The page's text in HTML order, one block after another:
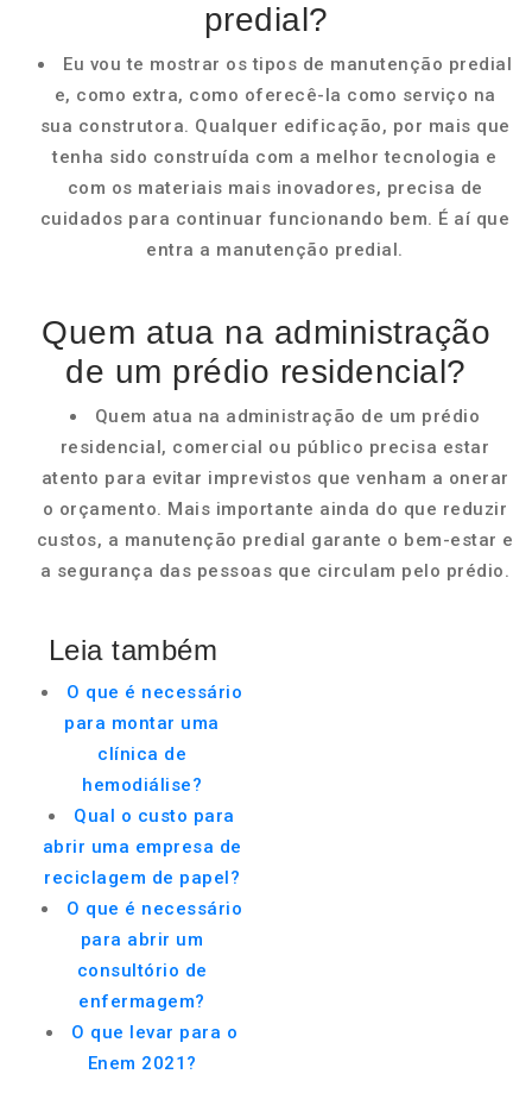
predial?
Eu vou te mostrar os tipos de manutenção predial
e, como extra, como oferecê-la como serviço na
sua construtora. Qualquer edificação, por mais que
tenha sido construída com a melhor tecnologia e
com os materiais mais inovadores, precisa de
cuidados para continuar funcionando bem. É aí que
entra a manutenção predial.
Quem atua na administração
de um prédio residencial?
Quem atua na administração de um prédio
residencial, comercial ou público precisa estar
atento para evitar imprevistos que venham a onerar
o orçamento. Mais importante ainda do que reduzir
custos, a manutenção predial garante o bem-estar e
a segurança das pessoas que circulam pelo prédio.
Leia também
O que é necessário
para montar uma
clínica de
hemodiálise?
Qual o custo para
abrir uma empresa de
reciclagem de papel?
O que é necessário
para abrir um
consultório de
enfermagem?
O que levar para o
Enem 2021?